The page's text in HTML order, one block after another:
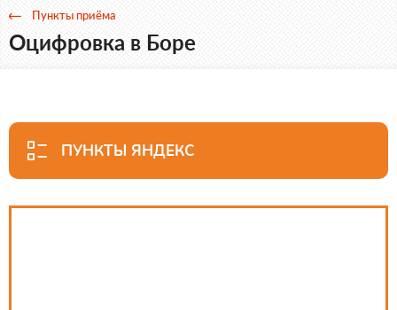
Пункты приёма
Оцифровка в Боре
ПУНКТЫ ЯНДЕКС